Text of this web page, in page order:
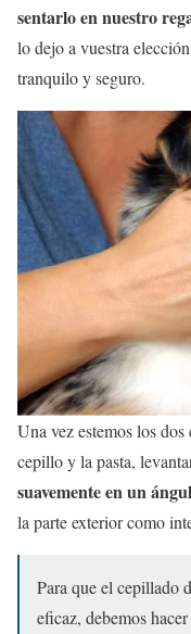
sentarlo en nuestro
lo dejo a vuestra
tranquilo y seguro.
Una vez estemos los
cepillo y la pasta,
suavemente en un
la parte exterior como
Para que el cepillado
eficaz, debemos